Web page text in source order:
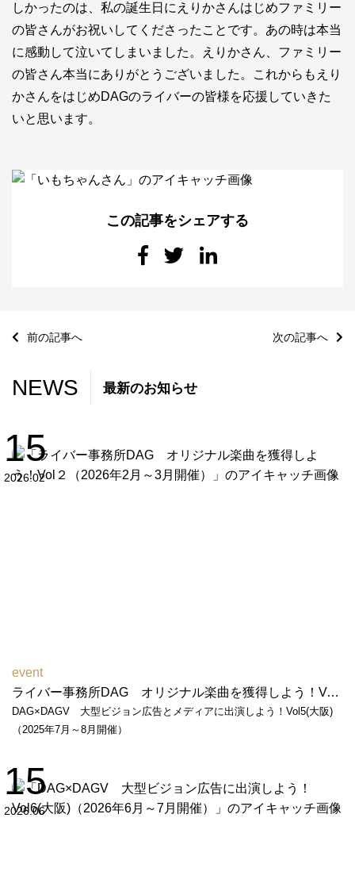
しかったのは、私の誕生日にえりかさんはじめファミリー
の皆さんがお祝いしてくださったことです。あの時は本当
に感動して泣いてしまいました。えりかさん、ファミリー
の皆さん本当にありがとうございました。これからもえり
かさんをはじめDAGのライバーの皆様を応援していきた
いと思います。
この記事をシェアする
前の記事へ 次の記事へ
NEWS 最新のお知らせ
15
2026.02
event
ライバー事務所DAG オリジナル楽曲を獲得しよう！Vol２（2026年2月～3月開催）
DAG×DAGV 大型ビジョン広告とメディアに出演しよう！Vol5(大阪)
（2025年7月～8月開催）
15
2026.06